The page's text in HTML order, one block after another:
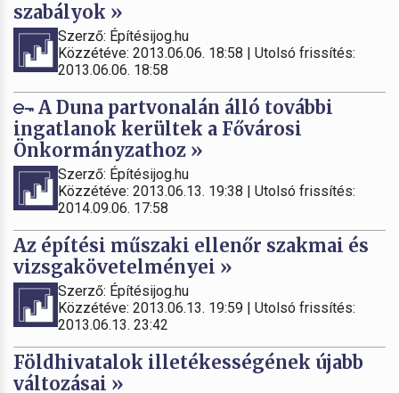
szabályok »
Szerző: Építésijog.hu
Közzétéve: 2013.06.06. 18:58 | Utolsó frissítés:
2013.06.06. 18:58
A Duna partvonalán álló további
ingatlanok kerültek a Fővárosi
Önkormányzathoz »
Szerző: Építésijog.hu
Közzétéve: 2013.06.13. 19:38 | Utolsó frissítés:
2014.09.06. 17:58
Az építési műszaki ellenőr szakmai és
vizsgakövetelményei »
Szerző: Építésijog.hu
Közzétéve: 2013.06.13. 19:59 | Utolsó frissítés:
2013.06.13. 23:42
Földhivatalok illetékességének újabb
változásai »